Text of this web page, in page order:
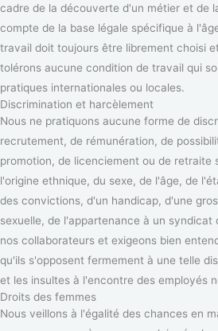
cadre de la découverte d'un métier et de
compte de la base légale spécifique à
travail doit toujours être librement choisi
tolérons aucune condition de travail qui
pratiques internationales ou locales.
Discrimination et harcèlement
Nous ne pratiquons aucune forme de
recrutement, de rémunération, de
promotion, de licenciement ou de retraite
l'origine ethnique, du sexe, de l'âge, de
des convictions, d'un handicap, d'une
sexuelle, de l'appartenance à un syndicat
nos collaborateurs et exigeons bien
qu'ils s'opposent fermement à une telle
et les insultes à l'encontre des employés
Droits des femmes
Nous veillons à l'égalité des chances en